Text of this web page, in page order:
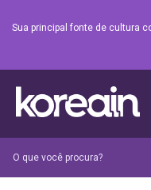
Sua principal fonte de cultura